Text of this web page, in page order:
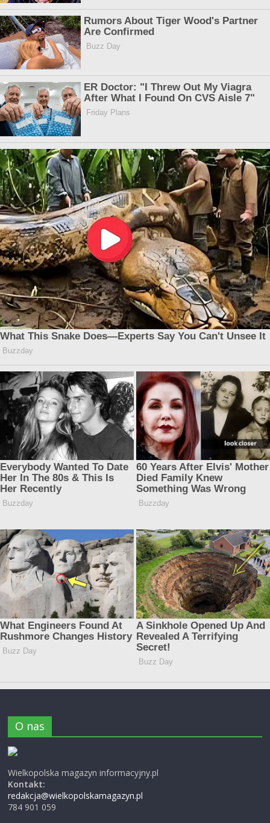
O nas
Wielkopolska magazyn informacyjny.pl
Kontakt:
redakcja@wielkopolskamagazyn.pl
784 901 059